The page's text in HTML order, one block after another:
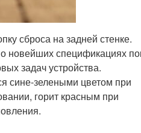
сброса на задней стенке.
новейших спецификациях
задач устройства.
сине-зелеными цветом при
горит красным при